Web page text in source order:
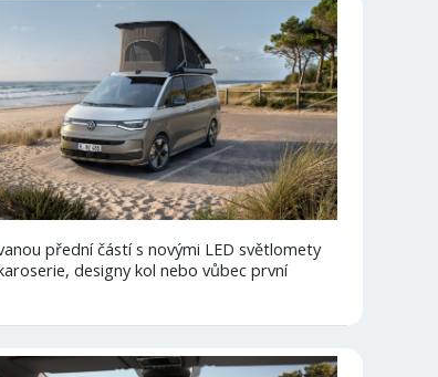
přední částí s novými LED světlomety
designy kol nebo vůbec první